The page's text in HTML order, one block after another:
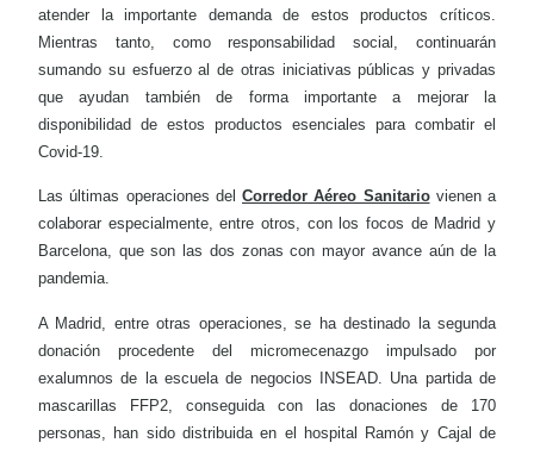
atender la importante demanda de estos productos críticos.
Mientras tanto, como responsabilidad social, continuarán
sumando su esfuerzo al de otras iniciativas públicas y privadas
que ayudan también de forma importante a mejorar la
disponibilidad de estos productos esenciales para combatir el
Covid-19.
Las últimas operaciones del Corredor Aéreo Sanitariovienen a
colaborar especialmente, entre otros, con los focos de Madrid y
Barcelona, que son las dos zonas con mayor avance aún de la
pandemia.
A Madrid, entre otras operaciones, se ha destinado la segunda
donación procedente del micromecenazgo impulsado por
exalumnos de la escuela de negocios INSEAD. Una partida de
mascarillas FFP2, conseguida con las donaciones de 170
personas, han sido distribuida en el hospital Ramón y Cajal de